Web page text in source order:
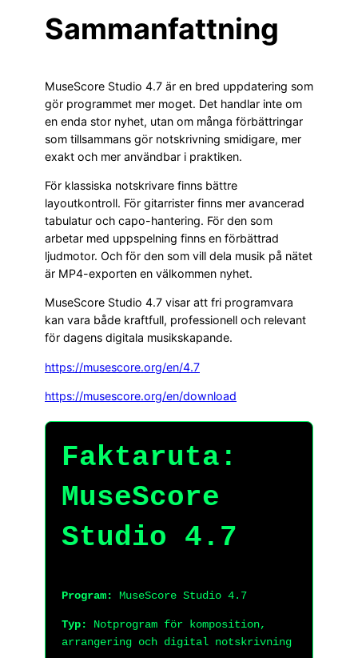
Sammanfattning
MuseScore Studio 4.7 är en bred uppdatering som
gör programmet mer moget. Det handlar inte om
en enda stor nyhet, utan om många förbättringar
som tillsammans gör notskrivning smidigare, mer
exakt och mer användbar i praktiken.
För klassiska notskrivare finns bättre
layoutkontroll. För gitarrister finns mer avancerad
tabulatur och capo-hantering. För den som
arbetar med uppspelning finns en förbättrad
ljudmotor. Och för den som vill dela musik på nätet
är MP4-exporten en välkommen nyhet.
MuseScore Studio 4.7 visar att fri programvara
kan vara både kraftfull, professionell och relevant
för dagens digitala musikskapande.
https://musescore.org/en/4.7
https://musescore.org/en/download
Faktaruta:
MuseScore
Studio 4.7
Program: MuseScore Studio 4.7
Typ:
Notprogram för komposition,
arrangering och digital notskrivning